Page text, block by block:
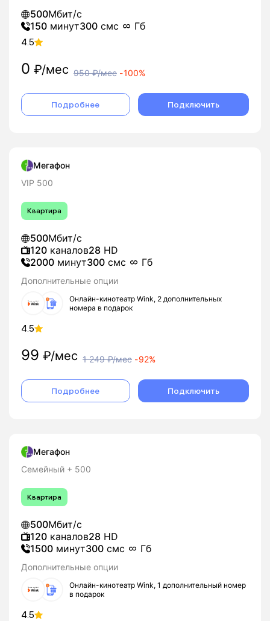
500Мбит/с
150 минут300 смс Гб
4.5
0 ₽/мес 950₽/мес -100%
Подробнее Подключить
Мегафон
VIP 500
Квартира
500Мбит/с
120 каналов28 HD
2000 минут300 смс Гб
Дополнительные опции
Онлайн-кинотеатр Wink, 2 дополнительных
номера в подарок
4.5
99 ₽/мес 1 249₽/мес -92%
Подробнее Подключить
Мегафон
Семейный + 500
Квартира
500Мбит/с
120 каналов28 HD
1500 минут300 смс Гб
Дополнительные опции
Онлайн-кинотеатр Wink, 1 дополнительный номер
в подарок
4.5